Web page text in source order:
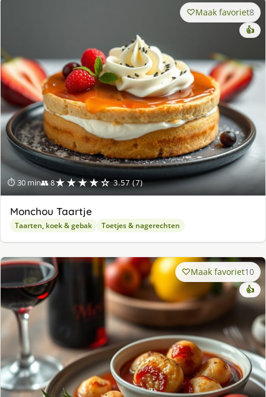
⏱ 30 min👥 8★★★★☆ 3.57 (7)
Maak favoriet8
👍
Monchou Taartje
Taarten, koek & gebak Toetjes & nagerechten
Maak favoriet10
👍